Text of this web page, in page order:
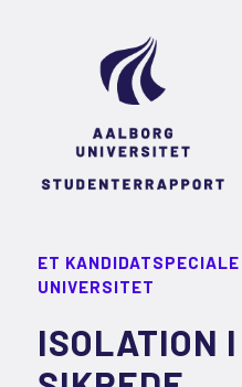
ET
UNIVERSITET
ISOLATION